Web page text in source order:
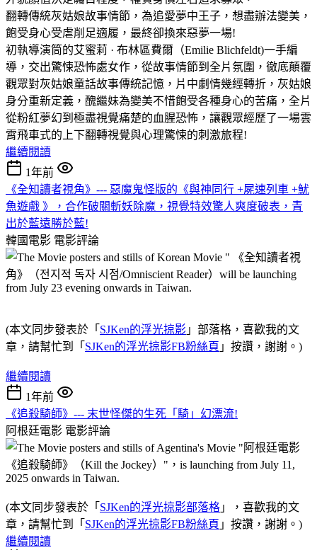
翻轉傳統灰姑娘故事情節，為追愛夢中王子，想盡辦法變美，
飽受身心受虐削足適履，最終卻換來惡夢一場!
初執導演筒的艾蜜莉 · 布林區費爾（Emilie Blichfeldt)一手編
導，交出驚悚恐怖處女作，從故事情節到全片氛圍，徹底顛覆
觀眾對灰姑娘童話故事傳統記憶，片中劇情幾經轉折，灰姑娘
身分重新定義，醜繼妹為變美不惜飽受各種身心的苦痛，全片
從粉紅夢幻到極盡視覺痛楚的血腥恐怖，讓觀眾經歷了一場雲
霄飛車式的上下翻轉視覺與心理驚悚的刺激旅程!
繼續閱讀
1年前
《全知讀者視角》--- 惡魔鬼怪版的《與神同行 +屍速列車 +魷
魚遊戲 》，合作破關斬妖除魔，視覺特效驚人爽度破表，青
出於藍遠勝於藍!
韓國電影 電影評論
(本文同步發表於「 SJKen的浮光掠影 」部落格，喜歡我的文
章，請幫忙到「 SJKen的浮光掠影FB粉絲頁 」按讚，謝謝。)
繼續閱讀
1年前
《追殺騎師》--- 末世怪傑的生死「騎」幻漂流!
阿根廷電影 電影評論
(本文同步發表於「 SJKen的浮光掠影部落格 」，喜歡我的文
章，請幫忙到「 SJKen的浮光掠影FB粉絲頁 」按讚，謝謝。)
繼續閱讀